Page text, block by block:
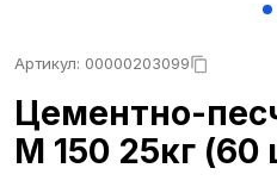
Артикул: 00000203099
Цементно-
М 150 25кг